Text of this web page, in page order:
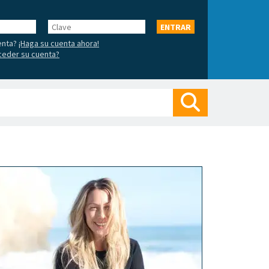
Clave
ENTRAR
¡Haga su cuenta ahora!
su cuenta?